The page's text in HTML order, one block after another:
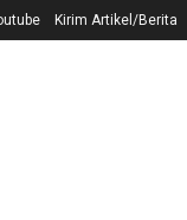
Kirim Artikel/Berita